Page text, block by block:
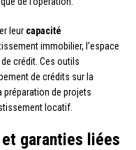
leur capacité
immobilier, l’espace
crédit. Ces outils
de crédits sur la
préparation de projets
locatif.
garanties liées